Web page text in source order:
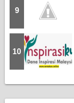
9
10